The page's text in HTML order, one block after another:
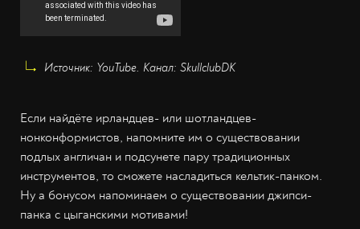
Источник: YouTube. Канал: SkullclubDK
Если найдёте ирландцев- или шотландцев-
нонконформистов, напомните им о существовании
подлых англичан и подсунете пару традиционных
инструментов, то сможете насладиться кельтик-панком.
Ну а бонусом напоминаем о существовании джипси-
панка с цыганскими мотивами!